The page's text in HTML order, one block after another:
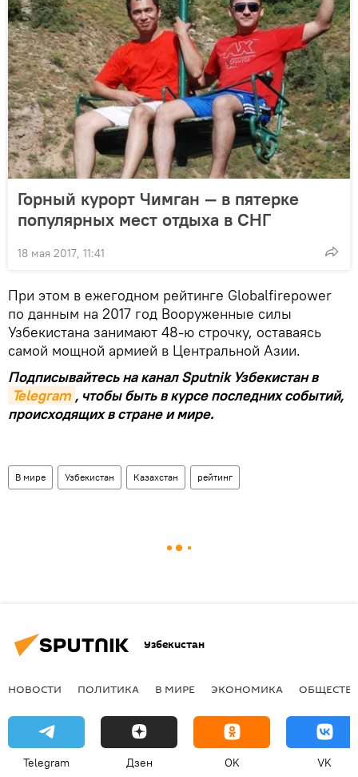
Горный курорт Чимган — в пятерке
популярных мест отдыха в СНГ
18 мая 2017, 11:41
При этом в ежегодном рейтинге Globalfirepower
по данным на 2017 год Вооруженные силы
Узбекистана занимают 48-ю строчку, оставаясь
самой мощной армией в Центральной Азии.
Подписывайтесь на канал Sputnik Узбекистан в
Telegram , чтобы быть в курсе последних событий,
происходящих в стране и мире.
В мире Узбекистан Казахстан рейтинг
Узбекистан
НОВОСТИ ПОЛИТИКА В МИРЕ ЭКОНОМИКА
Telegram Дзен OK VK